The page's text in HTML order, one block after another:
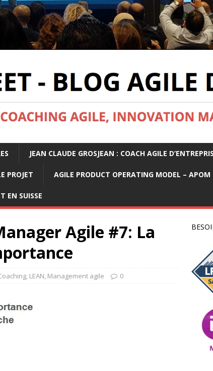
JEAN CLAUDE GROSJEAN : COACH AGILE
PROJET AGILE PRODUCT OPERATING MODEL – APOM
EN SUISSE
Agile #7: La
, LEAN, Management agile 0